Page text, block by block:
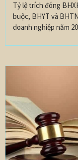
Tỷ lệ trích đóng
buộc, BHYT và
doanh nghiệp năm